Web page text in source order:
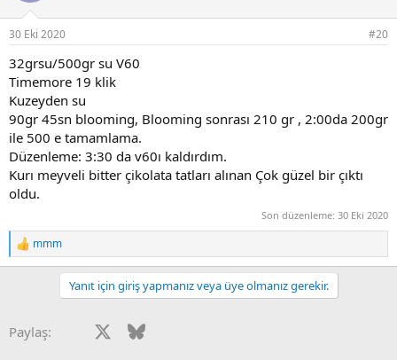
:
30 Eki 2020 #20
32grsu/500gr su V60
Timemore 19 klik
Kuzeyden su
90gr 45sn blooming, Blooming sonrası 210 gr , 2:00da 200gr
ile 500 e tamamlama.
Düzenleme: 3:30 da v60ı kaldırdım.
Kurı meyveli bitter çikolata tatları alınan Çok güzel bir çıktı
oldu.
Son düzenleme: 30 Eki 2020
T
e
e
mmm
Yanıt için giriş yapmanız veya üye olmanız gerekir.
Paylaş: Facebook Bluesky